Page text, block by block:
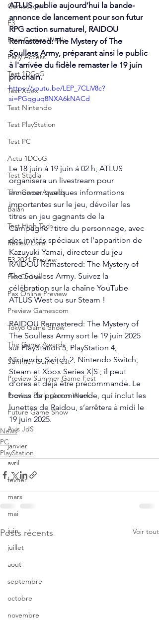
Gamescom
E3
Paris Games Week
Early Access
Test 1DCoG
Test Xbox
Test Nintendo
Test PlayStation
Test PC
Actu 1DCoG
Test Stadia
The Game Awards
Balan
Test High Tech
Review Livre
E3 2021 Preview
Pax Online
Pax Online Preview
Preview Gamescom
Tokyo Game Show
The Game Awards
Summer Game Fest
Preview Summer Game Fest
Preview Paris games Week
Future Game Show
Avis JdS
janvier
avril
fevrier
mars
mai
juin
juillet
aout
septembre
octobre
novembre
ATLUS publie aujourd’hui la bande-
annonce de lancement pour son futur
RPG action surnaturel, RAIDOU
Remastered: The Mystery of The
Soulless Army, préparant ainsi le public
à l'arrivée du fidèle remaster le 19 juin
prochain.
https://youtu.be/LEP_7CLiV8c?
si=PGqguq8NXA6kNACd
Le 18 juin à 19 juin à 02 h, ATLUS
organisera un livestream pour
annoncer quelques informations
importantes sur le jeu, dévoiler les
titres en jeu gagnants de la
Campagne : titre du personnage, avec
des invités spéciaux et l'apparition de
Kazuyuki Yamai, directeur du jeu
RAIDOU Remastered: The Mystery of
The Soulless Army. Suivez la
célébration sur la chaîne YouTube
ATLUS West ou sur Steam !
RAIDOU Remastered: The Mystery of
The Soulless Army sort le 19 juin 2025
sur PlayStation 5, PlayStation 4,
Nintendo Switch 2, Nintendo Switch,
Steam et Xbox Series X|S ; il peut
d’ores et déjà être précommandé. Le
bonus de précommande, qui inclut les
lunettes de Raidou, s’arrêtera à midi le
19 juin 2025.
News
PC
PlayStation
Posts récents Voir tout